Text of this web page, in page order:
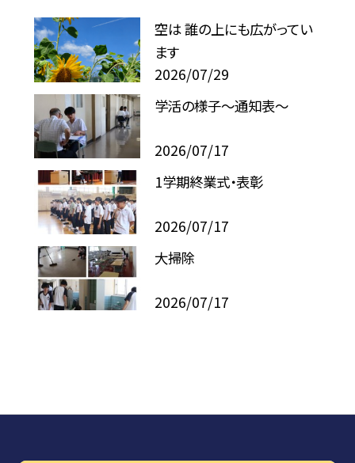
空は 誰の上にも広がってい
ます
2026/07/29
学活の様子〜通知表〜
2026/07/17
1学期終業式・表彰
2026/07/17
大掃除
2026/07/17